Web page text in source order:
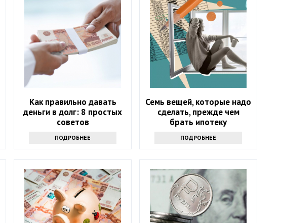
Как правильно давать
деньги в долг: 8 простых
советов
ПОДРОБНЕЕ
Семь вещей, которые надо
сделать, прежде чем
брать ипотеку
ПОДРОБНЕЕ